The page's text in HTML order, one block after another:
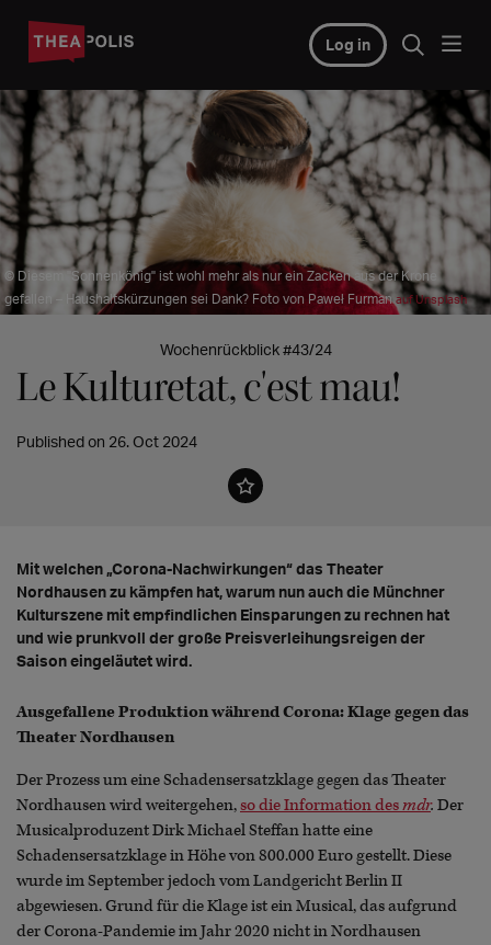
Log in
© Diesem "Sonnenkönig" ist wohl mehr als nur ein Zacken aus der Krone
gefallen – Haushaltskürzungen sei Dank? Foto von Paweł Furman auf Unsplash
Wochenrückblick #43/24
Le Kulturetat, c'est mau!
Published on 26. Oct 2024
Mit welchen „Corona-Nachwirkungen“ das Theater
Nordhausen zu kämpfen hat, warum nun auch die Münchner
Kulturszene mit empfindlichen Einsparungen zu rechnen hat
und wie prunkvoll der große Preisverleihungsreigen der
Saison eingeläutet wird.
Ausgefallene Produktion während Corona: Klage gegen das
Theater Nordhausen
Der Prozess um eine Schadensersatzklage gegen das Theater
Nordhausen wird weitergehen,so die Information desmdr. Der
Musicalproduzent Dirk Michael Steffan hatte eine
Schadensersatzklage in Höhe von 800.000 Euro gestellt. Diese
wurde im September jedoch vom Landgericht Berlin II
abgewiesen. Grund für die Klage ist ein Musical, das aufgrund
der Corona-Pandemie im Jahr 2020 nicht in Nordhausen